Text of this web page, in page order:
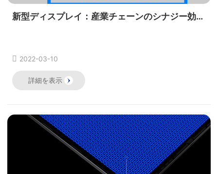
新型ディスプレイ：産業チェーンのシナジー効果が著しく向上
2022-03-10
詳細を表示